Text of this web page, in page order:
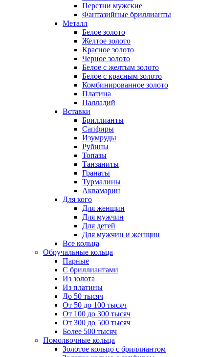
Перстни мужские
Фантазийные бриллианты
Металл
Белое золото
Желтое золото
Красное золото
Черное золото
Белое с желтым золото
Белое с красным золото
Комбинированное золото
Платина
Палладий
Вставки
Бриллианты
Сапфиры
Изумруды
Рубины
Топазы
Танзаниты
Гранаты
Турмалины
Аквамарин
Для кого
Для женщин
Для мужчин
Для детей
Для мужчин и женщин
Все кольца
Обручальные кольца
Парные
С бриллиантами
Из золота
Из платины
До 50 тысяч
От 50 до 100 тысяч
От 100 до 300 тысяч
От 300 до 500 тысяч
Более 500 тысяч
Помолвочные кольца
Золотое кольцо с бриллиантом